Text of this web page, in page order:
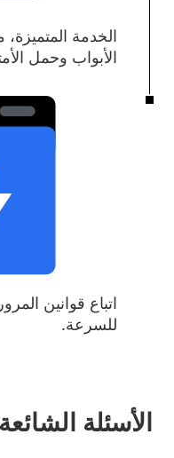
الخدمة
الأبواب وحمل
اتباع قوانين
للسرعة.
الأسئلة الشائعة